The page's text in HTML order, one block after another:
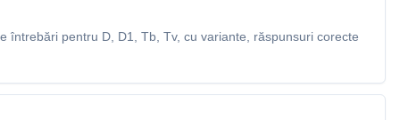
întrebări pentru D, D1, Tb, Tv, cu variante, răspunsuri corecte